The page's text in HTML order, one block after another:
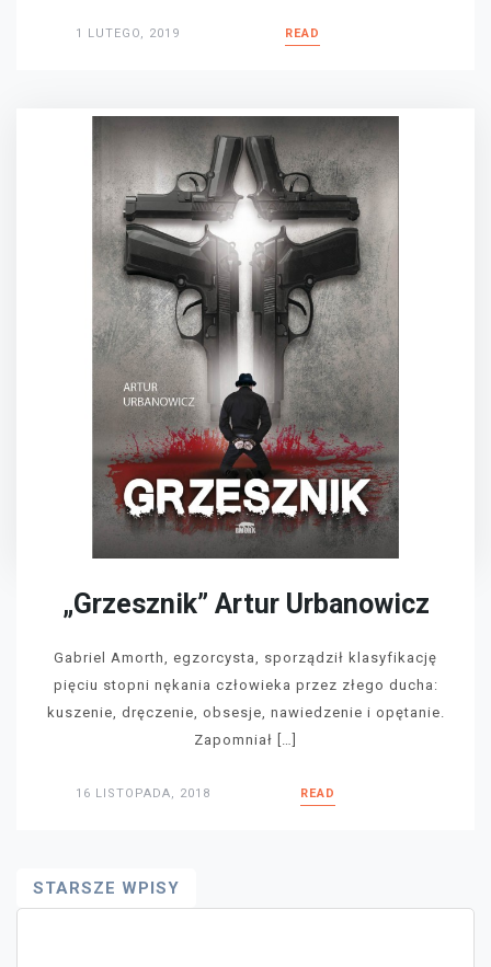
1 LUTEGO, 2019 READ
„Grzesznik” Artur Urbanowicz
Gabriel Amorth, egzorcysta, sporządził klasyfikację
pięciu stopni nękania człowieka przez złego ducha:
kuszenie, dręczenie, obsesje, nawiedzenie i opętanie.
Zapomniał […]
16 LISTOPADA, 2018 READ
Nawigacja
STARSZE WPISY